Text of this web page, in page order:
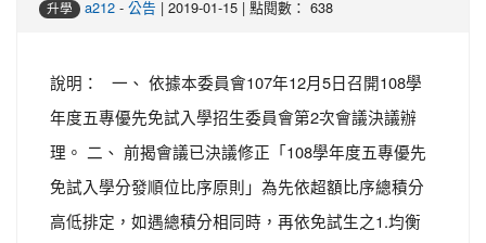
升學 a212 - 公告 | 2019-01-15 | 點閱數： 638
說明： 一、 依據本委員會107年12月5日召開108學
年度五專優先免試入學招生委員會第2次會議決議辦
理。 二、 前揭會議已決議修正「108學年度五專優先
免試入學分發順位比序原則」為先依超額比序總積分
高低排定，如遇總積分相同時，再依免試生之1.均衡